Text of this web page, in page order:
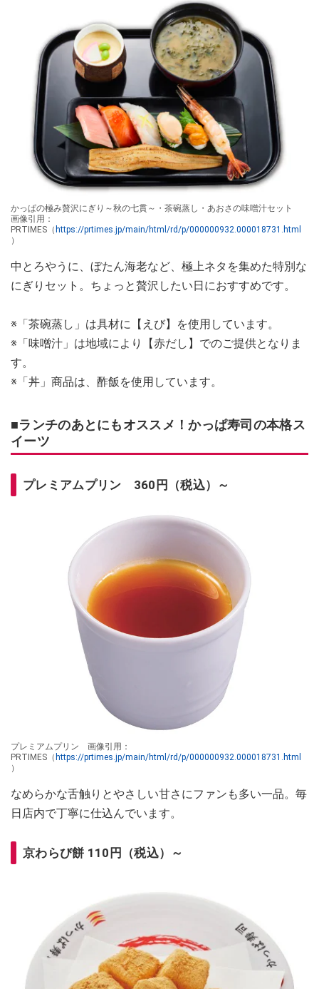
かっぱの極み贅沢にぎり～秋の七貫～・茶碗蒸し・あおさの味噌汁セット
画像引用：
PRTIMES（ https://prtimes.jp/main/html/rd/p/000000932.000018731.html
）
中とろやうに、ぼたん海老など、極上ネタを集めた特別な
にぎりセット。ちょっと贅沢したい日におすすめです。
※「茶碗蒸し」は具材に【えび】を使用しています。
※「味噌汁」は地域により【赤だし】でのご提供となりま
す。
※「丼」商品は、酢飯を使用しています。
■ランチのあとにもオススメ！かっぱ寿司の本格ス
イーツ
プレミアムプリン 360円（税込）～
プレミアムプリン 画像引用：
PRTIMES（ https://prtimes.jp/main/html/rd/p/000000932.000018731.html
）
なめらかな舌触りとやさしい甘さにファンも多い一品。毎
日店内で丁寧に仕込んでいます。
京わらび餅 110円（税込）～